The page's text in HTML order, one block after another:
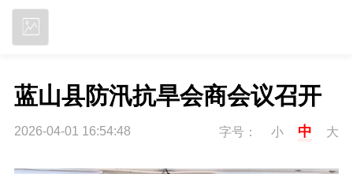
蓝山县防汛抗旱会商会议召开
2026-04-01 16:54:48 字号： 小 中 大